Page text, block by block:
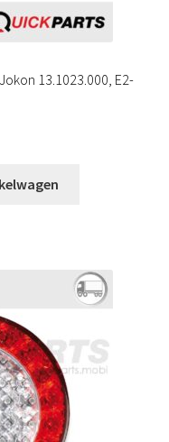
13.1023.000, E2-